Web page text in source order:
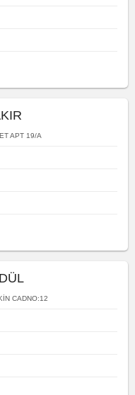
APT 19/A
CADNO:12